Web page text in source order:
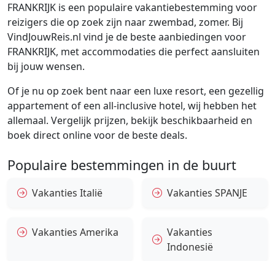
FRANKRIJK is een populaire vakantiebestemming voor
reizigers die op zoek zijn naar zwembad, zomer. Bij
VindJouwReis.nl vind je de beste aanbiedingen voor
FRANKRIJK, met accommodaties die perfect aansluiten
bij jouw wensen.
Of je nu op zoek bent naar een luxe resort, een gezellig
appartement of een all-inclusive hotel, wij hebben het
allemaal. Vergelijk prijzen, bekijk beschikbaarheid en
boek direct online voor de beste deals.
Populaire bestemmingen in de buurt
Vakanties Italië Vakanties SPANJE
Vakanties Amerika
Vakanties
Indonesië